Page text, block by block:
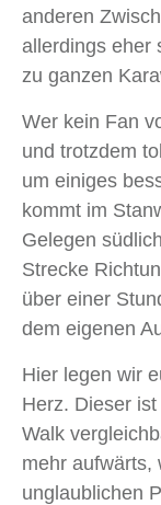
anderen
allerdings eher
zu ganzen
Wer kein Fan
und trotzdem
um einiges
kommt im
Gelegen
Strecke
über einer
dem eigenen
Hier legen wir
Herz. Dieser
Walk
mehr aufwärts,
unglaublichen